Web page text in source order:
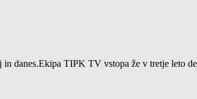
danes.Ekipa TIPK TV vstopa že v tretje leto